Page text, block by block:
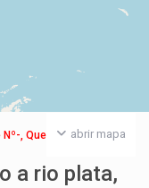
abrir mapa
, Quelhue
a rio plata,